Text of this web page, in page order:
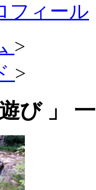
フィール
>
>
遊び 」